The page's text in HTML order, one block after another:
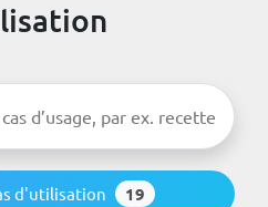
d'utilisation 19